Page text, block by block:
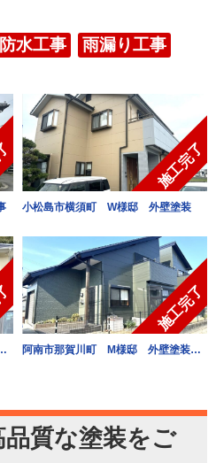
防水工事
雨漏り工事
public_html/cms/wp-
include/
public_html/cms/wp-
include/
Warning
: Undefined variable
$post in
/home/kaitaiweb2/
content/themes/
Warning: Attempt to read
property "ID" on null in
/home/kaitaiweb2/
content/themes/
施工完了
小松島市横須町 W様邸 外壁塗装
public_html/cms/wp-
include/
屋根塗装・外壁塗装
Warning: Undefined variable
$post in
/home/kaitaiweb2/
content/themes/
Warning
: Attempt to read
property "ID" on null in
施工完了
阿南市那賀川町 M様邸 外壁塗装工事
質な塗装をご